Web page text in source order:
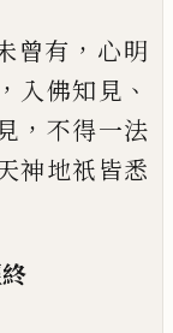
曾有 ， 心明
， 入佛知見 、
， 不得一法
神地祇皆悉
終